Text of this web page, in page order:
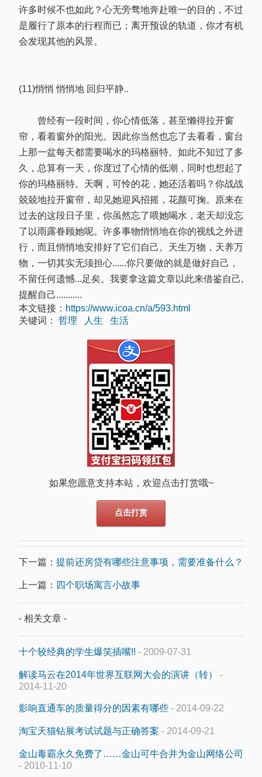
许多时候不也如此？心无旁骛地奔赴唯一的目的，不过
是履行了原本的行程而已；离开预设的轨道，你才有机
会发现其他的风景。
(11)悄悄 悄悄地 回归平静..
曾经有一段时间，你心情低落，甚至懒得拉开窗
帘，看着窗外的阳光。因此你当然也忘了去看看，窗台
上那一盆每天都需要喝水的玛格丽特。如此不知过了多
久，总算有一天，你度过了心情的低潮，同时也想起了
你的玛格丽特。天啊，可怜的花，她还活着吗？你战战
兢兢地拉开窗帘，却见她迎风招摇，花颜可掬。原来在
过去的这段日子里，你虽然忘了喂她喝水，老天却没忘
了以雨露眷顾她呢。许多事物悄悄地在你的视线之外进
行，而且悄悄地安排好了它们自己。天生万物，天养万
物，一切其实无须担心......你只要做的就是做好自己，
不留任何遗憾...足矣。我要拿这篇文章以此来借鉴自己,
提醒自己...........
本文链接： https://www.icoa.cn/a/593.html
关键词： 哲理 人生 生活
如果您愿意支持本站，欢迎点击打赏哦~
点击打赏
下一篇： 提前还房贷有哪些注意事项，需要准备什么？
上一篇： 四个职场寓言小故事
- 相关文章 -
十个较经典的学生爆笑插嘴!! - 2009-07-31
解读马云在2014年世界互联网大会的演讲（转）
-
2014-11-20
影响直通车的质量得分的因素有哪些 - 2014-09-22
淘宝天猫钻展考试试题与正确答案 - 2014-09-21
金山毒霸永久免费了……金山可牛合并为金山网络公司
- 2010-11-10